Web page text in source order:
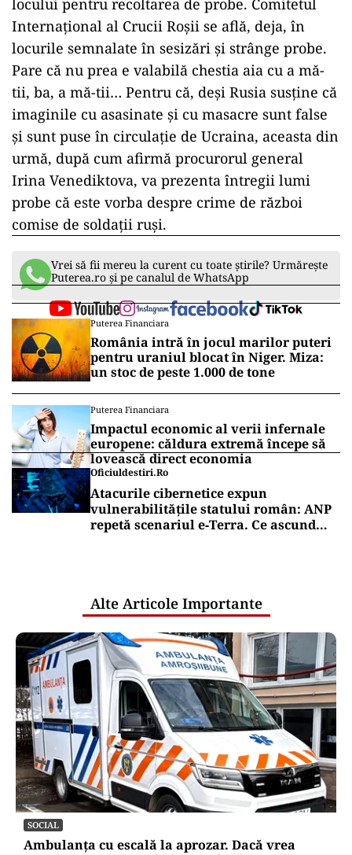
locului pentru recoltarea de probe. Comitetul
Internaţional al Crucii Roşii se află, deja, în
locurile semnalate în sesizări și strânge probe.
Pare că nu prea e valabilă chestia aia cu a mă-
tii, ba, a mă-tii… Pentru că, deși Rusia susține că
imaginile cu asasinate și cu masacre sunt false
și sunt puse în circulație de Ucraina, aceasta din
urmă, după cum afirmă procurorul general
Irina Venediktova, va prezenta întregii lumi
probe că este vorba despre crime de război
comise de soldaţii ruşi.
Vrei să fii mereu la curent cu toate știrile? Urmărește
Puterea.ro și pe canalul de WhatsApp
Puterea Financiara
România intră în jocul marilor puteri
pentru uraniul blocat în Niger. Miza:
un stoc de peste 1.000 de tone
Puterea Financiara
Impactul economic al verii infernale
europene: căldura extremă începe să
lovească direct economia
Oficiuldestiri.ro
Atacurile cibernetice expun
vulnerabilitățile statului român: ANP
repetă scenariul e‑Terra. Ce ascund
Alte Articole Importante
SOCIAL
Ambulanța cu escală la aprozar. Dacă vrea